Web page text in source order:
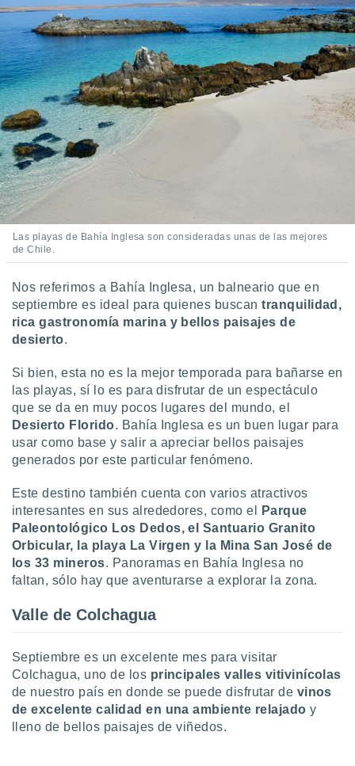
acceder a
web a
abono
únicos
similares
como
de
posible
traten tus
en
a lo que
Para
su
u
momento
en
en
un
datos
Las playas de Bahía Inglesa son consideradas unas de las mejores
de Chile.
Nos referimos a Bahía Inglesa, un balneario que en
septiembre es ideal para quienes buscantranquilidad,
rica gastronomía marina y bellos paisajes de
desierto.
Si bien, esta no es la mejor temporada para bañarse en
las playas, sí lo es para disfrutar de un espectáculo
que se da en muy pocos lugares del mundo, el
Desierto Florido. Bahía Inglesa es un buen lugar para
usar como base y salir a apreciar bellos paisajes
generados por este particular fenómeno.
Este destino también cuenta con varios atractivos
interesantes en sus alrededores, como el
Parque
Paleontológico Los Dedos, el Santuario Granito
Orbicular, la playa La Virgen y la Mina San José de
los 33 mineros. Panoramas en Bahía Inglesa no
faltan, sólo hay que aventurarse a explorar la zona.
Valle de Colchagua
Septiembre es un excelente mes para visitar
Colchagua, uno de los principales valles vitivinícolas
de nuestro país en donde se puede disfrutar de vinos
de excelente calidad en una ambiente relajado y
lleno de bellos paisajes de viñedos.